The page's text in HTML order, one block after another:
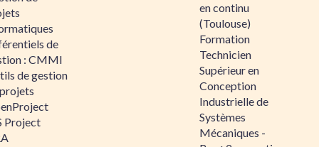
de
: CMMI
de gestion
Project
en continu
(Toulouse)
Formation
Technicien
Supérieur en
Conception
Industrielle de
Systèmes
Mécaniques -